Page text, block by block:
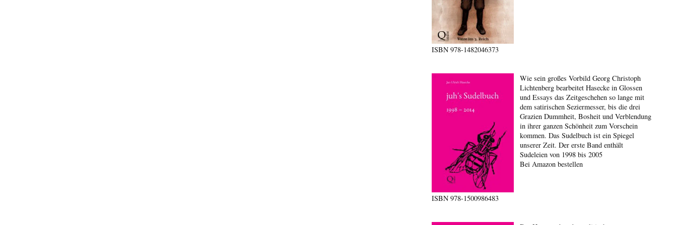
ISBN978-1482046373
ISBN978-1500986483
Wie sein großes Vorbild Georg Christoph
Lichtenberg bearbeitet Hasecke in Glossen
und Essays das Zeitgeschehen so lange mit
dem satirischen Seziermesser, bis die drei
Grazien Dummheit, Bosheit und Verblendung
in ihrer ganzen Schönheit zum Vorschein
kommen. Das Sudelbuch ist ein Spiegel
unserer Zeit. Der erste Band enthält
Sudeleien von 1998 bis 2005
Bei Amazon bestellen